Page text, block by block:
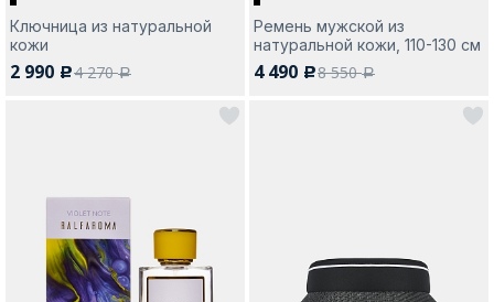
Ключница из натуральной
кожи
2 990 c4 270a
Ремень мужской из
натуральной кожи, 110-130 см
4 490 c8 550a